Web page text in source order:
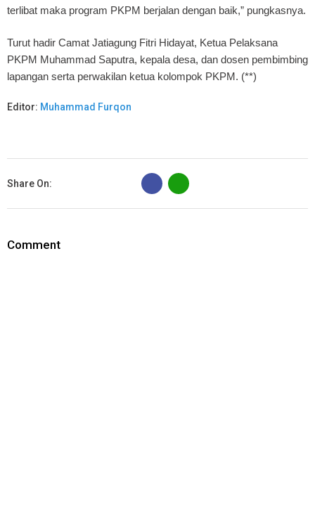
terlibat maka program PKPM berjalan dengan baik,” pungkasnya.
Turut hadir Camat Jatiagung Fitri Hidayat, Ketua Pelaksana
PKPM Muhammad Saputra, kepala desa, dan dosen pembimbing
lapangan serta perwakilan ketua kolompok PKPM. (**)
Editor: Muhammad Furqon
Share On:
B
Comment